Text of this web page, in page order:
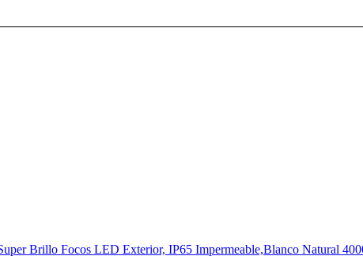
Brillo Focos LED Exterior, IP65 Impermeable,Blanco Natural